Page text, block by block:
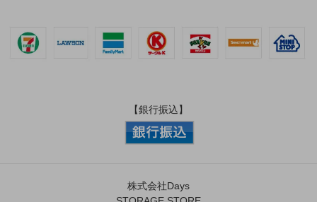
【銀行振込】
株式会社Days